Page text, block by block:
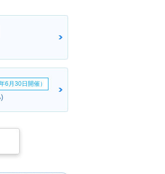
6月30日開催）